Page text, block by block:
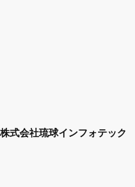
株式会社琉球インフォテック